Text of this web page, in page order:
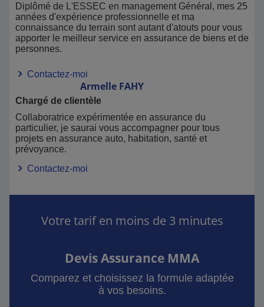
Diplômé de L'ESSEC en management Général, mes 25
années d'expérience professionnelle et ma
connaissance du terrain sont autant d'atouts pour vous
apporter le meilleur service en assurance de biens et de
personnes.
Contactez-moi
Armelle FAHY
Chargé de clientèle
Collaboratrice expérimentée en assurance du
particulier, je saurai vous accompagner pour tous
projets en assurance auto, habitation, santé et
prévoyance.
Contactez-moi
Votre tarif en moins de 3 minutes
Devis Assurance MMA
Comparez et choisissez la formule adaptée
à vos besoins.